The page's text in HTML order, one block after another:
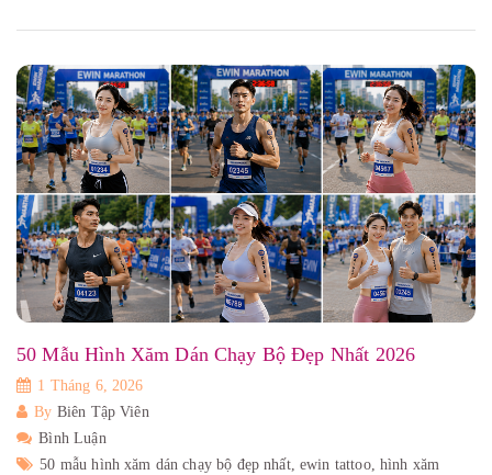
50 Mẫu Hình Xăm Dán Chạy Bộ Đẹp Nhất 2026
1 Tháng 6, 2026
By Biên Tập Viên
Bình Luận
50 mẫu hình xăm dán chạy bộ đẹp nhất,ewin tattoo, hình xăm